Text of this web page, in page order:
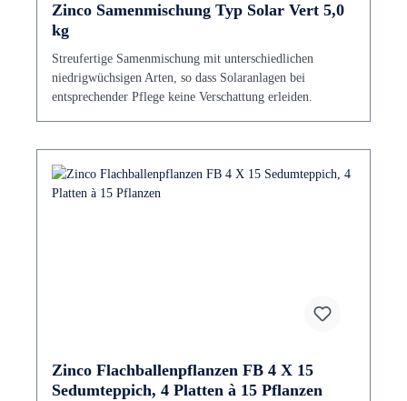
Zinco Samenmischung Typ Solar Vert 5,0
kg
Streufertige Samenmischung mit unterschiedlichen
niedrigwüchsigen Arten, so dass Solaranlagen bei
entsprechender Pflege keine Verschattung erleiden.
Zinco Flachballenpflanzen FB 4 X 15
Sedumteppich, 4 Platten à 15 Pflanzen